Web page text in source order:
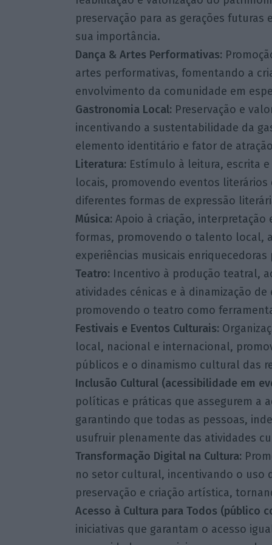
preservação para as gerações
sua importância.
Dança & Artes Performativas:
artes performativas, fomentando a
envolvimento da comunidade em
Gastronomia Local: Preservação e
incentivando a sustentabilidade da
elemento identitário e fator de
Literatura: Estímulo à leitura, escrita
locais, promovendo eventos
diferentes formas de expressão
Música: Apoio à criação, interpretação
formas, promovendo o talento local,
experiências musicais
Teatro: Incentivo à produção teatral,
atividades cénicas e à dinamização
promovendo o teatro como
Festivais e Eventos Culturais:
local, nacional e internacional,
públicos e o dinamismo cultural das
Inclusão Cultural (acessibilidade em
políticas e práticas que assegurem a
garantindo que todas as pessoas,
usufruir plenamente das atividades
Transformação Digital na Cultura:
no setor cultural, incentivando o uso
preservação e criação artística,
Acesso à Cultura para Todos (público
iniciativas que garantam o acesso